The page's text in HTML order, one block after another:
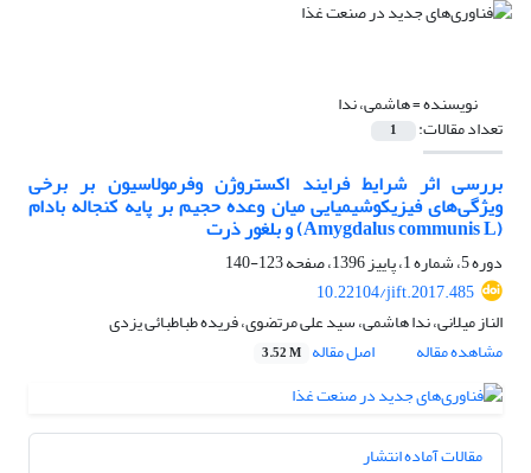
نویسنده =هاشمی، ندا
تعداد مقالات: 1
بررسی اثر شرایط فرایند اکستروژن وفرمولاسیون بر برخی
ویژگی‌های فیزیکوشیمیایی میان وعده حجیم بر پایه کنجاله بادام
(Amygdalus communis L) و بلغور ذرت
دوره 5، شماره 1، پاییز 1396، صفحه
123-140
10.22104/jift.2017.485
الناز میلانی، ندا هاشمی، سید علی مرتضوی، فریده طباطبائی یزدی
مشاهده مقاله
اصل مقاله 3.52 M
مقالات آماده انتشار